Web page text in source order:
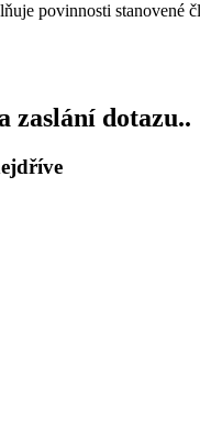
povinnosti stanovené
zaslání dotazu..